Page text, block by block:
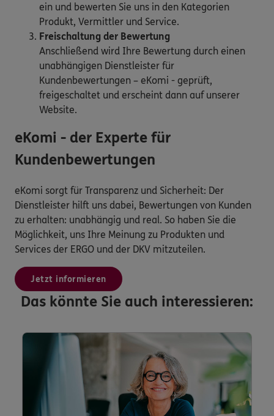
ein und bewerten Sie uns in den Kategorien
Produkt, Vermittler und Service.
Freischaltung der Bewertung
Anschließend wird Ihre Bewertung durch einen
unabhängigen Dienstleister für
Kundenbewertungen – eKomi - geprüft,
freigeschaltet und erscheint dann auf unserer
Website.
eKomi - der Experte für
Kundenbewertungen
eKomi sorgt für Transparenz und Sicherheit: Der
Dienstleister hilft uns dabei, Bewertungen von Kunden
zu erhalten: unabhängig und real. So haben Sie die
Möglichkeit, uns Ihre Meinung zu Produkten und
Services der ERGO und der DKV mitzuteilen.
Jetzt informieren
Das könnte Sie auch interessieren: